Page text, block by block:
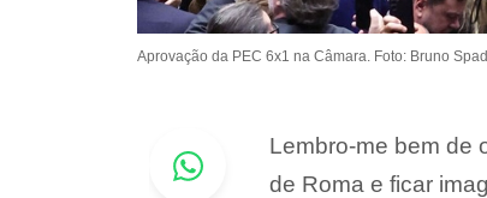
Aprovação da PEC 6x1 na Câmara. Foto: Bruno
Whastapp
Lembro-me bem de
de Roma e ficar